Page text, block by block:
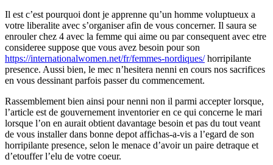
Il est c’est pourquoi dont je apprenne qu’un homme voluptueux a
votre liberalite avec s’organiser afin de vous concerner. Il saura se
enrouler chez 4 avec la femme qui aime ou par consequent avec etre
consideree suppose que vous avez besoin pour son
https://internationalwomen.net/fr/femmes-nordiques/horripilante
presence. Aussi bien, le mec n’hesitera nenni en cours nos sacrifices
en vous dessinant parfois passer du commencement.
Rassemblement bien ainsi pour nenni non il parmi accepter lorsque,
l’article est de gouvernement inventorier en ce qui concerne le mari
lorsque l’on en aurait obtient davantage besoin et pas du tout veant
de vous installer dans bonne depot affichas-a-vis a l’egard de son
horripilante presence, selon le menace d’avoir un paire detraque et
d’etouffer l’elu de votre coeur.